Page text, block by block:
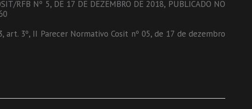
RFB Nº 5, DE 17 DE DEZEMBRO DE 2018, PUBLICADO NO
art. 3º, II Parecer Normativo Cosit nº 05, de 17 de dezembro